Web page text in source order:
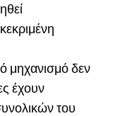
μηχανισμό δεν
έχουν
του